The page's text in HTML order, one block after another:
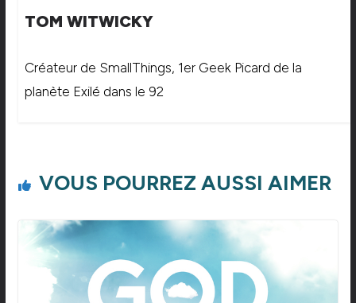
TOM WITWICKY
Créateur de SmallThings, 1er Geek Picard de la
planète Exilé dans le 92
VOUS POURREZ AUSSI AIMER